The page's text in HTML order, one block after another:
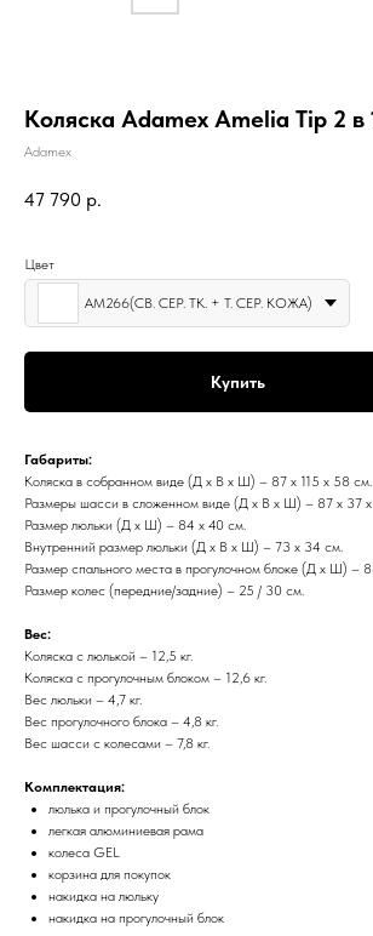
Коляска Adamex Amelia Tip 2 в
Adamex
47 790 р.
Цвет
AM266(СВ. СЕР. ТК. + Т. СЕР. КОЖА)
Купить
Габариты:
Коляска в собранном виде (Д х В х Ш) – 87 х 115 х 58 см.
Размеры шасси в сложенном виде (Д х В х Ш) – 87 х 37
Размер люльки (Д х Ш) – 84 х 40 см.
Внутренний размер люльки (Д х В х Ш) – 73 х 34 см.
Размер спального места в прогулочном блоке (Д х Ш) –
Размер колес (передние/задние) – 25 / 30 см.
Вес:
Коляска с люлькой – 12,5 кг.
Коляска с прогулочным блоком – 12,6 кг.
Вес люльки – 4,7 кг.
Вес прогулочного блока – 4,8 кг.
Вес шасси с колесами – 7,8 кг.
Комплектация:
люлька и прогулочный блок
легкая алюминиевая рама
колеса GEL
корзина для покупок
накидка на люльку
накидка на прогулочный блок